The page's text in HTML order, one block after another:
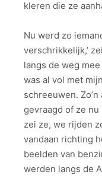
kleren die ze
Nu werd zo
verschrikkelijk,’
langs de weg
was al vol met
schreeuwen.
gevraagd of ze nu
zei ze, we rijden
vandaan richting
beelden van
werden langs de